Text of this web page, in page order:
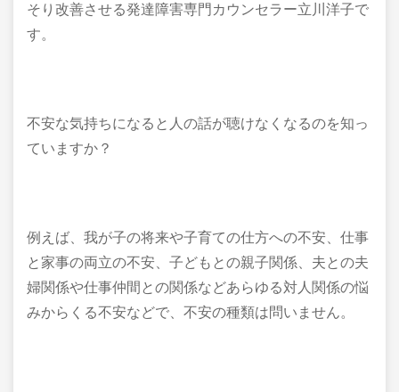
そり改善させる発達障害専門カウンセラー立川洋子で
す。
不安な気持ちになると人の話が聴けなくなるのを知っ
ていますか？
例えば、我が子の将来や子育ての仕方への不安、仕事
と家事の両立の不安、子どもとの親子関係、夫との夫
婦関係や仕事仲間との関係などあらゆる対人関係の悩
みからくる不安などで、不安の種類は問いません。